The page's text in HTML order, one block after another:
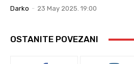
Darko - 23 May 2025. 19:00
OSTANITE POVEZANI